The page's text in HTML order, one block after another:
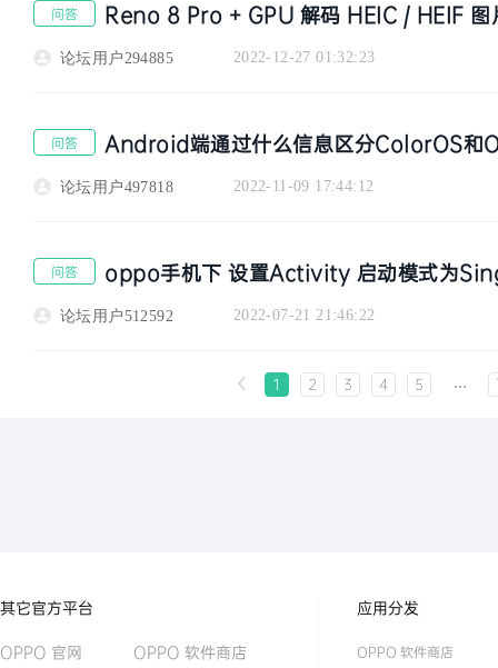
问答 Reno 8 Pro + GPU 解码 HEIC / HEIF 图
论坛用户294885 2022-12-27 01:32:23
问答 Android端通过什么信息区分ColorOS和
论坛用户497818 2022-11-09 17:44:12
问答 oppo手机下 设置Activity 启动模式为
论坛用户512592 2022-07-21 21:46:22
 1 2 3 4 5 …
其它官方平台
OPPO 官网
OPPO 软件商店
应用分发
OPPO 软件商店